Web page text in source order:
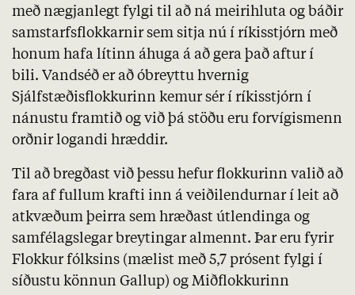
með nægjanlegt fylgi til að ná meirihluta og báðir
samstarfsflokkarnir sem sitja nú í ríkisstjórn með
honum hafa lítinn áhuga á að gera það aftur í
bili. Vandséð er að óbreyttu hvernig
Sjálfstæðisflokkurinn kemur sér í ríkisstjórn í
nánustu framtið og við þá stöðu eru forvígismenn
orðnir logandi hræddir.
Til að bregðast við þessu hefur flokkurinn valið að
fara af fullum krafti inn á veiðilendurnar í leit að
atkvæðum þeirra sem hræðast útlendinga og
samfélagslegar breytingar almennt. Þar eru fyrir
Flokkur fólksins (mælist með 5,7 prósent fylgi í
síðustu könnun Gallup) og Miðflokkurinn